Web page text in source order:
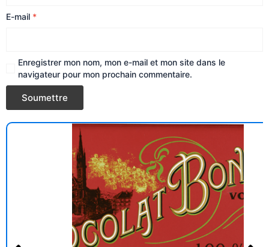
E-mail *
Enregistrer mon nom, mon e-mail et mon site dans le
navigateur pour mon prochain commentaire.